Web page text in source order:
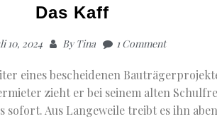
Das Kaff
10, 2024 ByTina 1 Comment
eines bescheidenen
zieht er bei seinem alten
sofort. Aus Langeweile treibt es ihn